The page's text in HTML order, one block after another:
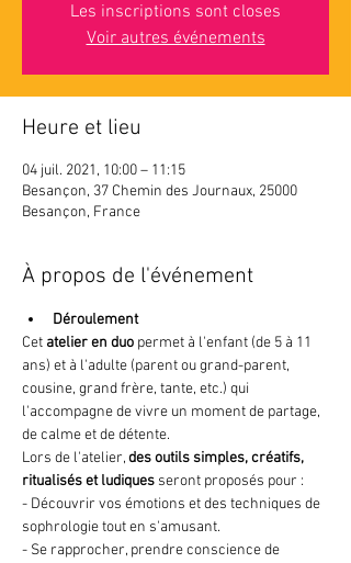
Les inscriptions sont closes
Voir autres événements
Heure et lieu
04 juil. 2021, 10:00 – 11:15
Besançon, 37 Chemin des Journaux, 25000
Besançon, France
À propos de l'événement
Déroulement
Cet atelier en duo permet à l'enfant (de 5 à 11
ans) et à l'adulte (parent ou grand-parent,
cousine, grand frère, tante, etc.) qui
l'accompagne de vivre un moment de partage,
de calme et de détente.
Lors de l'atelier, des outils simples, créatifs,
ritualisés et ludiques seront proposés pour :
- Découvrir vos émotions et des techniques de
sophrologie tout en s'amusant.
- Se rapprocher, prendre conscience de